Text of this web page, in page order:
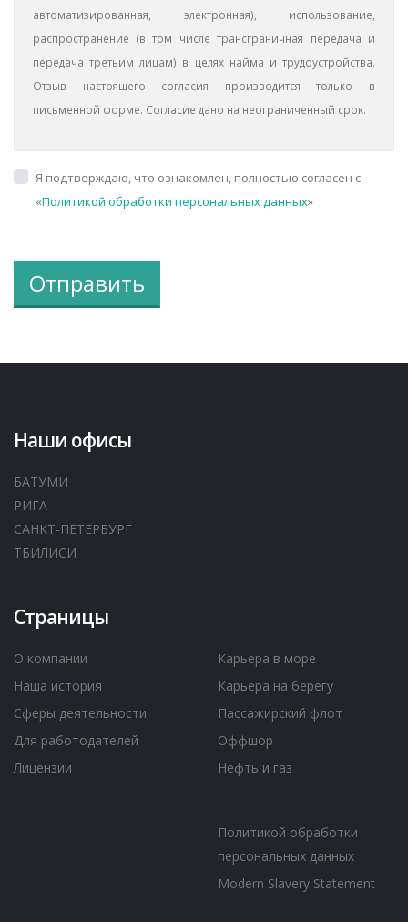
автоматизированная, электронная), использование,
распространение (в том числе трансграничная передача и
передача третьим лицам) в целях найма и трудоустройства.
Отзыв настоящего согласия производится только в
письменной форме. Согласие дано на неограниченный срок.
Я подтверждаю, что ознакомлен, полностью согласен с
«Политикой обработки персональных данных»
Отправить
Наши офисы
БАТУМИ
РИГА
САНКТ-ПЕТЕРБУРГ
ТБИЛИСИ
Страницы
О компании
Наша история
Сферы деятельности
Для работодателей
Лицензии
Карьера в море
Карьера на берегу
Пассажирский флот
Оффшор
Нефть и газ
Политикой обработки
персональных данных
Modern Slavery Statement